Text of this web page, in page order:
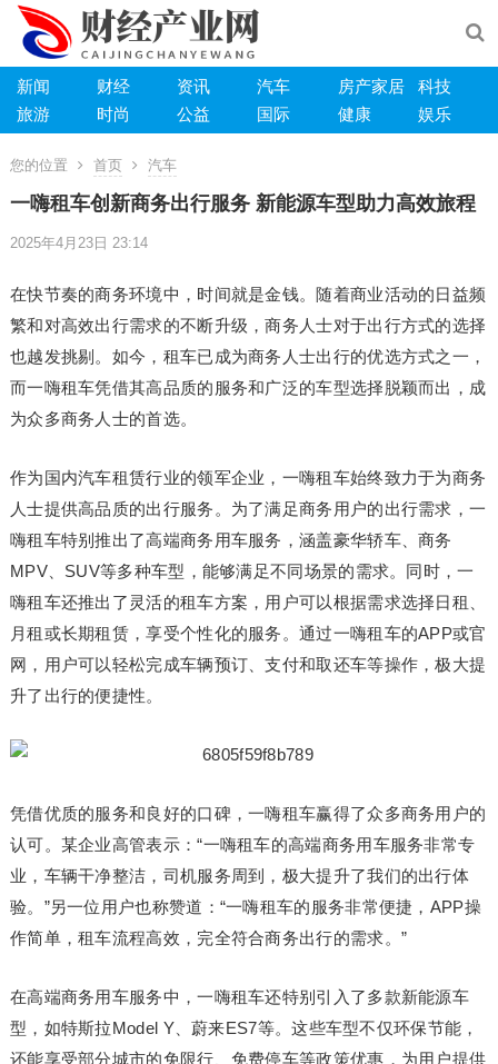
新闻 财经 资讯 汽车 房产家居
科技
旅游
时尚 公益 国际 健康 娱乐
您的位置 首页 汽车
一嗨租车创新商务出行服务 新能源车型助力高效旅程
2025年4月23日 23:14
在快节奏的商务环境中，时间就是金钱。随着商业活动的日益频
繁和对高效出行需求的不断升级，商务人士对于出行方式的选择
也越发挑剔。如今，租车已成为商务人士出行的优选方式之一，
而一嗨租车凭借其高品质的服务和广泛的车型选择脱颖而出，成
为众多商务人士的首选。
作为国内汽车租赁行业的领军企业，一嗨租车始终致力于为商务
人士提供高品质的出行服务。为了满足商务用户的出行需求，一
嗨租车特别推出了高端商务用车服务，涵盖豪华轿车、商务
MPV、SUV等多种车型，能够满足不同场景的需求。同时，一
嗨租车还推出了灵活的租车方案，用户可以根据需求选择日租、
月租或长期租赁，享受个性化的服务。通过一嗨租车的APP或官
网，用户可以轻松完成车辆预订、支付和取还车等操作，极大提
升了出行的便捷性。
凭借优质的服务和良好的口碑，一嗨租车赢得了众多商务用户的
认可。某企业高管表示：“一嗨租车的高端商务用车服务非常专
业，车辆干净整洁，司机服务周到，极大提升了我们的出行体
验。”另一位用户也称赞道：“一嗨租车的服务非常便捷，APP操
作简单，租车流程高效，完全符合商务出行的需求。”
在高端商务用车服务中，一嗨租车还特别引入了多款新能源车
型，如特斯拉Model Y、蔚来ES7等。这些车型不仅环保节能，
还能享受部分城市的免限行、免费停车等政策优惠，为用户提供